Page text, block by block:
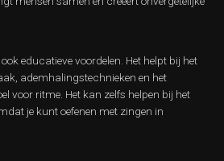
educatieve voordelen. Het helpt bij het
ademhalingstechnieken en het
voor ritme. Het kan zelfs helpen bij het
je kunt oefenen met zingen in